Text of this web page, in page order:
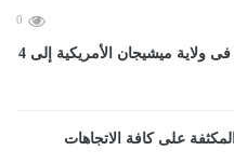
0
ارتفاع عدد قتلى إطلاق نار على كنيسة فى ولاية ميشيجان الأمريكية إلى 4